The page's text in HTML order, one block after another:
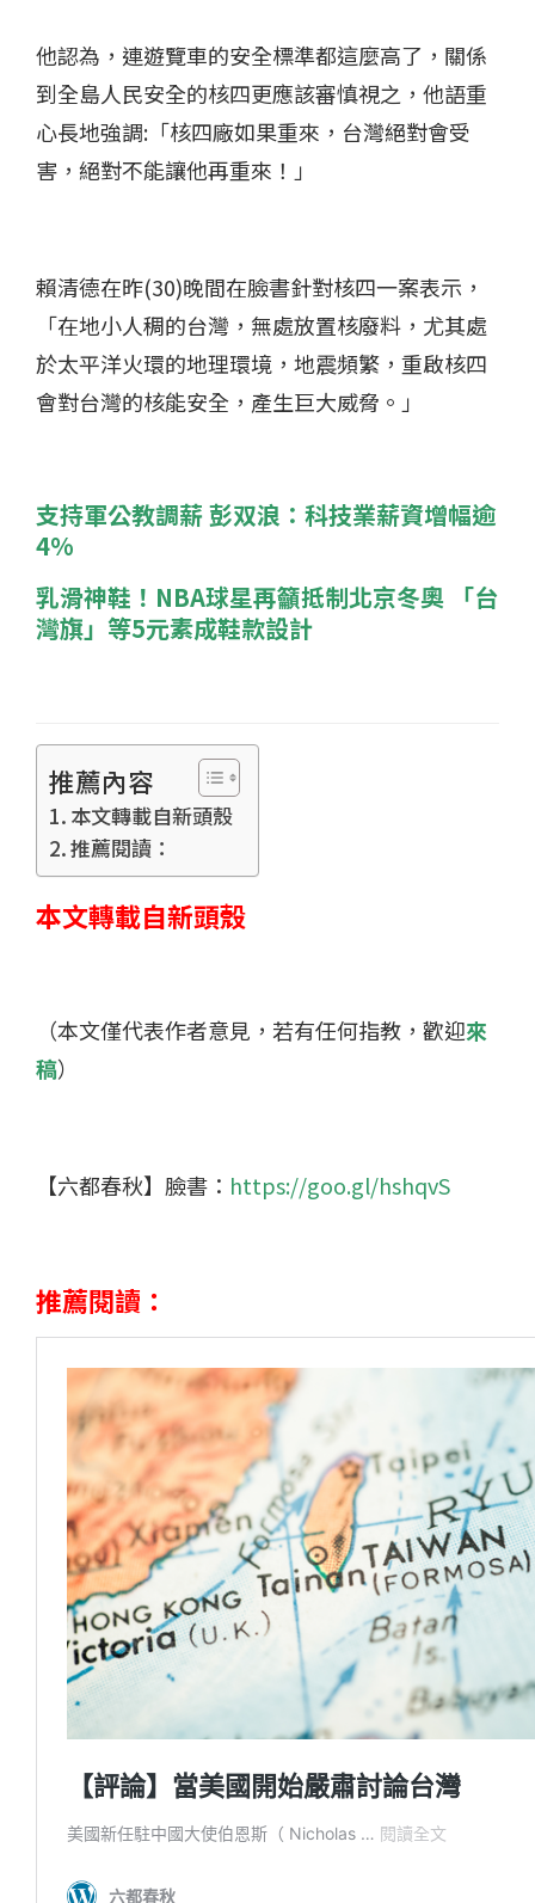
他認為，連遊覽車的安全標準都這麼高了，關係
到全島人民安全的核四更應該審慎視之，他語重
心長地強調:「核四廠如果重來，台灣絕對會受
害，絕對不能讓他再重來！」
賴清德在昨(30)晚間在臉書針對核四一案表示，
「在地小人稠的台灣，無處放置核廢料，尤其處
於太平洋火環的地理環境，地震頻繁，重啟核四
會對台灣的核能安全，產生巨大威脅。」
支持軍公教調薪 彭双浪：科技業薪資增幅逾
4%
乳滑神鞋！NBA球星再籲抵制北京冬奧 「台
灣旗」等5元素成鞋款設計
推薦內容
本文轉載自新頭殼
推薦閱讀：
本文轉載自新頭殼
（本文僅代表作者意見，若有任何指教，歡迎來
稿）
【六都春秋】臉書： https://goo.gl/hshqvS
推薦閱讀：